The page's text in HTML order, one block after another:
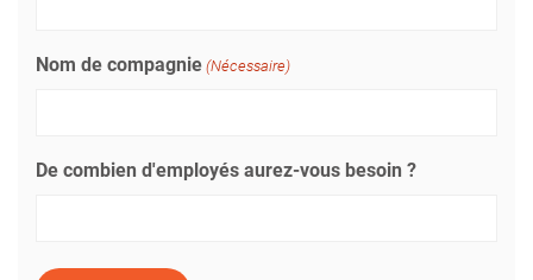
Nom de compagnie (Nécessaire)
De combien d'employés aurez-vous besoin ?